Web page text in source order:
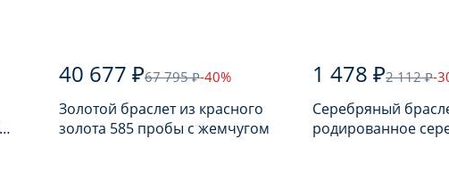
40 677 ₽67 795 ₽-40%
Золотой браслет из красного
золота 585 пробы с жемчугом
1 478 ₽2 112 ₽-
Серебряный
родированное